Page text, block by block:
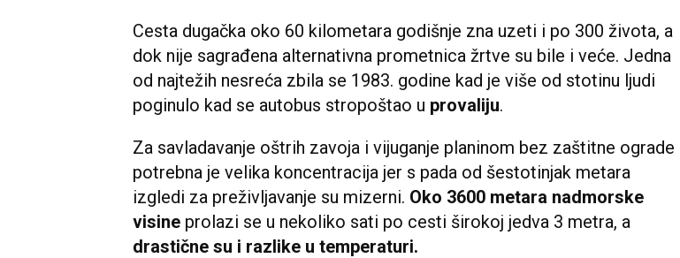
Cesta dugačka oko 60 kilometara godišnje zna uzeti i po 300 života, a
dok nije sagrađena alternativna prometnica žrtve su bile i veće. Jedna
od najtežih nesreća zbila se 1983. godine kad je više od stotinu ljudi
poginulo kad se autobus stropoštao u provaliju.
Za savladavanje oštrih zavoja i vijuganje planinom bez zaštitne ograde
potrebna je velika koncentracija jer s pada od šestotinjak metara
izgledi za preživljavanje su mizerni. Oko 3600 metara nadmorske
visine prolazi se u nekoliko sati po cesti širokoj jedva 3 metra, a
drastične su i razlike u temperaturi.